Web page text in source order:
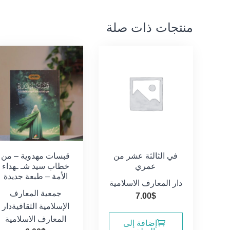
منتجات ذات صلة
في الثالثة عشر من
عمري
دار المعارف الاسلامية
7.00$
إضافة إلى
قبسات مهدوية – من
خطاب سيد شـ ـهداء
الأمة – طبعة جديدة
جمعية المعارف
الإسلامية الثقافيةدار
المعارف الاسلامية